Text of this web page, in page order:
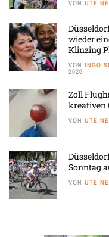
VON UTE
wieder
Klinzing
VON INGO
2026
Zoll
kreativen
VON UTE
Sonntag
VON UTE